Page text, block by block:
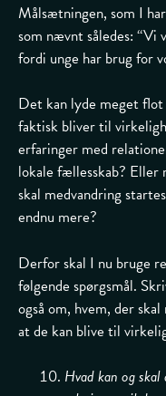
Målsætningen, som I
som nævnt således: “Vi
fordi unge har brug for
Det kan lyde meget
faktisk bliver til
erfaringer med
lokale fællesskab?
skal medvandring
endnu mere?
Derfor skal I nu bruge
følgende spørgsmål.
også om, hvem, der
at de kan blive til
Hvad kan og